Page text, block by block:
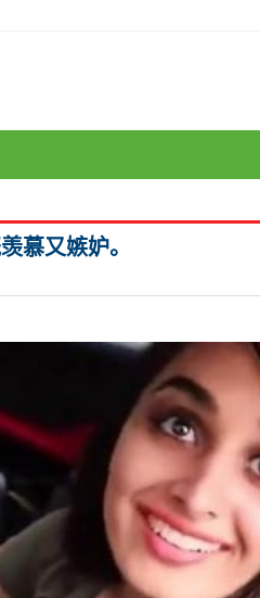
慕又嫉妒。